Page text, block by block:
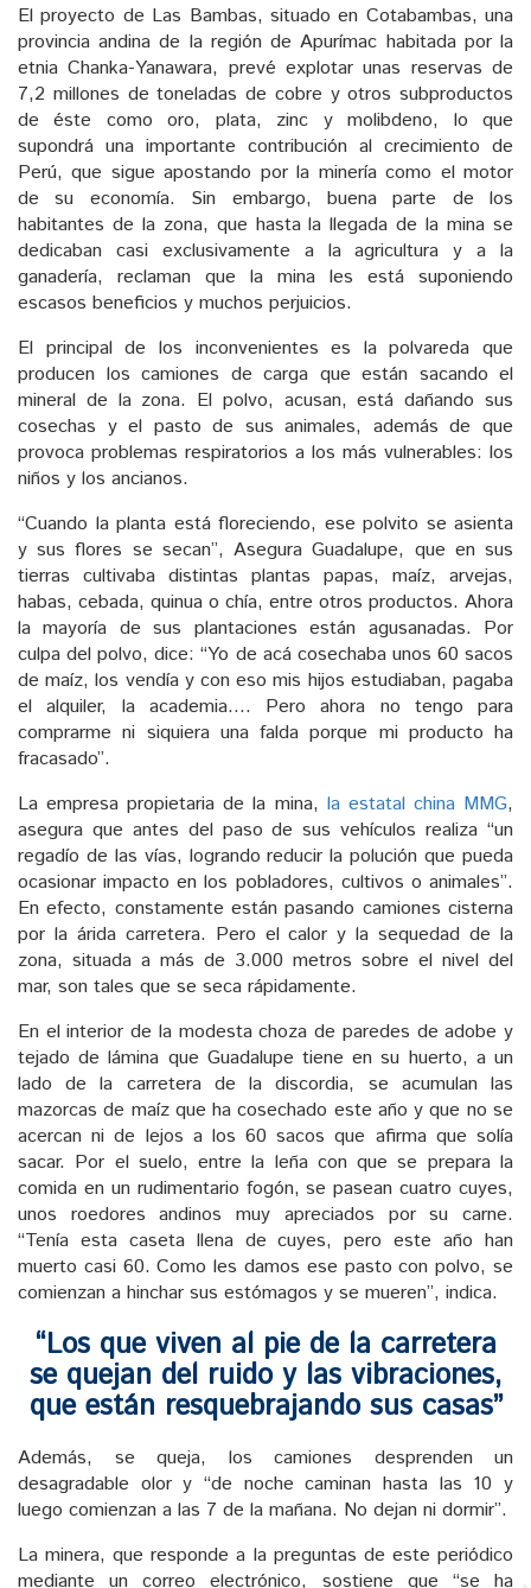
El proyecto de Las Bambas, situado en Cotabambas, una
provincia andina de la región de Apurímac habitada por la
etnia Chanka-Yanawara, prevé explotar unas reservas de
7,2 millones de toneladas de cobre y otros subproductos
de éste como oro, plata, zinc y molibdeno, lo que
supondrá una importante contribución al crecimiento de
Perú, que sigue apostando por la minería como el motor
de su economía. Sin embargo, buena parte de los
habitantes de la zona, que hasta la llegada de la mina se
dedicaban casi exclusivamente a la agricultura y a la
ganadería, reclaman que la mina les está suponiendo
escasos beneficios y muchos perjuicios.
El principal de los inconvenientes es la polvareda que
producen los camiones de carga que están sacando el
mineral de la zona. El polvo, acusan, está dañando sus
cosechas y el pasto de sus animales, además de que
provoca problemas respiratorios a los más vulnerables: los
niños y los ancianos.
“Cuando la planta está floreciendo, ese polvito se asienta
y sus flores se secan”, Asegura Guadalupe, que en sus
tierras cultivaba distintas plantas papas, maíz, arvejas,
habas, cebada, quinua o chía, entre otros productos. Ahora
la mayoría de sus plantaciones están agusanadas. Por
culpa del polvo, dice: “Yo de acá cosechaba unos 60 sacos
de maíz, los vendía y con eso mis hijos estudiaban, pagaba
el alquiler, la academia…. Pero ahora no tengo para
comprarme ni siquiera una falda porque mi producto ha
fracasado”.
La empresa propietaria de la mina, la estatal china MMG,
asegura que antes del paso de sus vehículos realiza “un
regadío de las vías, logrando reducir la polución que pueda
ocasionar impacto en los pobladores, cultivos o animales”.
En efecto, constamente están pasando camiones cisterna
por la árida carretera. Pero el calor y la sequedad de la
zona, situada a más de 3.000 metros sobre el nivel del
mar, son tales que se seca rápidamente.
En el interior de la modesta choza de paredes de adobe y
tejado de lámina que Guadalupe tiene en su huerto, a un
lado de la carretera de la discordia, se acumulan las
mazorcas de maíz que ha cosechado este año y que no se
acercan ni de lejos a los 60 sacos que afirma que solía
sacar. Por el suelo, entre la leña con que se prepara la
comida en un rudimentario fogón, se pasean cuatro cuyes,
unos roedores andinos muy apreciados por su carne.
“Tenía esta caseta llena de cuyes, pero este año han
muerto casi 60. Como les damos ese pasto con polvo, se
comienzan a hinchar sus estómagos y se mueren”, indica.
“Los que viven al pie de la carretera
se quejan del ruido y las vibraciones,
que están resquebrajando sus casas”
Además, se queja, los camiones desprenden un
desagradable olor y “de noche caminan hasta las 10 y
luego comienzan a las 7 de la mañana. No dejan ni dormir”.
La minera, que responde a la preguntas de este periódico
mediante un correo electrónico, sostiene que “se ha